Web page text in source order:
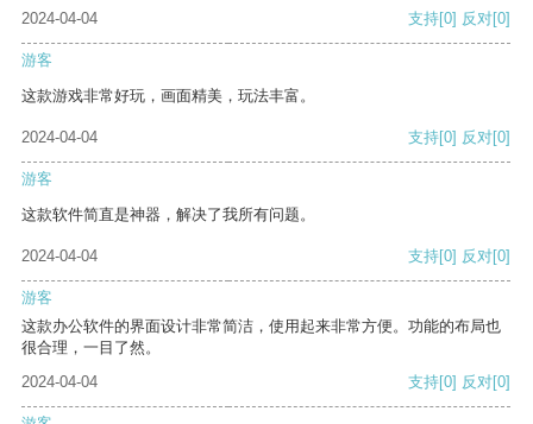
2024-04-04 支持[0] 反对[0]
游客
这款游戏非常好玩，画面精美，玩法丰富。
2024-04-04 支持[0] 反对[0]
游客
这款软件简直是神器，解决了我所有问题。
2024-04-04 支持[0] 反对[0]
游客
这款办公软件的界面设计非常简洁，使用起来非常方便。功能的布局也
很合理，一目了然。
2024-04-04
支持[0] 反对[0]